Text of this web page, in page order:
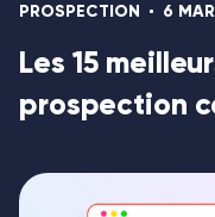
PROSPECTION 6
Les 15
prospection